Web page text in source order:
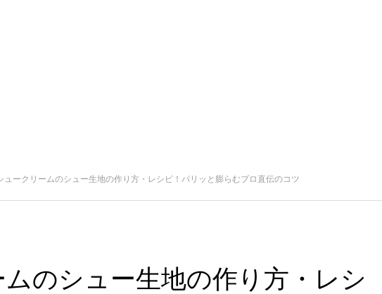
ュークリームのシュー生地の作り方・レシピ！パリッと膨らむプロ直伝のコツ
のシュー生地の作り方・レシ